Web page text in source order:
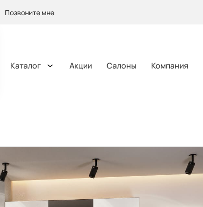
Позвоните мне
Каталог Акции Салоны Компания